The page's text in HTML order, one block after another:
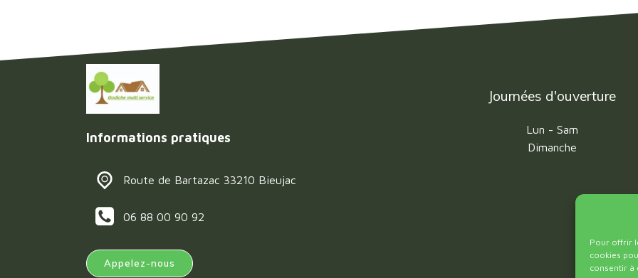
Pour offrir
cookies
consentir à
Informations pratiques
Route de Bartazac 33210 Bieujac
06 88 00 90 92
Appelez-nous
Journées d'ouverture
Lun - Sam
Dimanche